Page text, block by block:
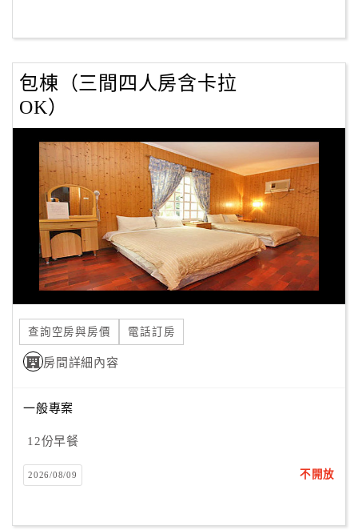
包棟（三間四人房含卡拉
OK）
查詢空房與房價 電話訂房
房間詳細內容
一般專案
12份早餐
2026/08/09 不開放